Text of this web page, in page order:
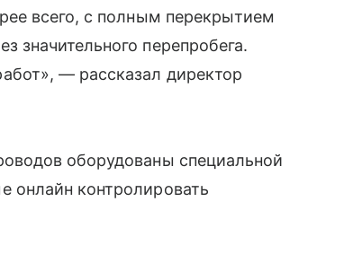
всего, с полным перекрытием
значительного перепробега.
— рассказал директор
оборудованы специальной
онлайн контролировать